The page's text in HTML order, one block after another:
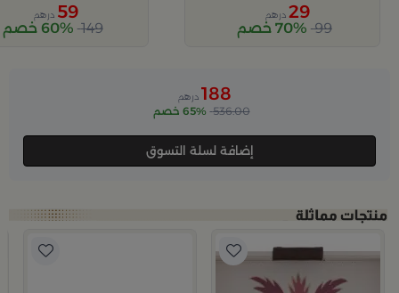
29درهم
99 70% خصم
59 درهم
149 60% خصم
188 درهم
536.00 65% خصم
إضافة لسلة التسوق